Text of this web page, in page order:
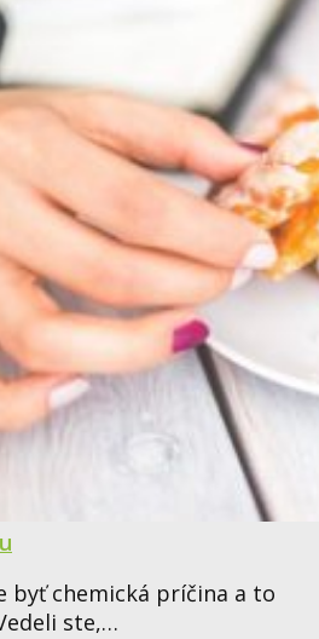
byť chemická príčina a to
ste,…